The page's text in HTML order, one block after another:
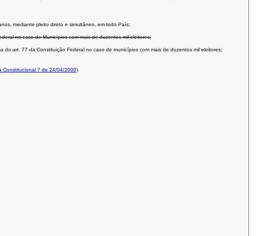
mediante pleito direto e simultâneo, em todo País;
no caso de Municípios com mais de duzentos mil eleitores;
art. 77 da Constituição Federal no caso de municípios com mais de duzentos mil eleitores;
Constitucional 7 de 24/04/2000)